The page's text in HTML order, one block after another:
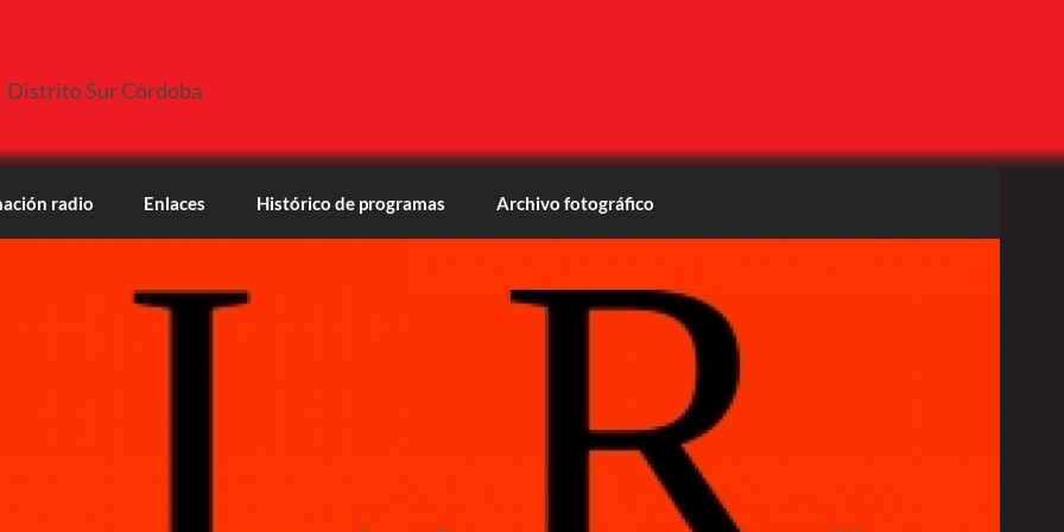
Distrito Sur Córdoba
radio Enlaces Histórico de programas Archivo fotográfico